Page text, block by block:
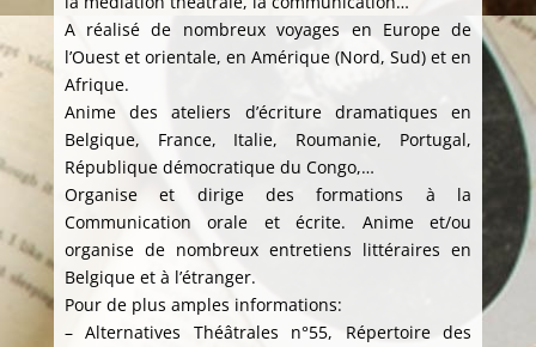
A réalisé de nombreux voyages en Europe de
l’Ouest et orientale, en Amérique (Nord, Sud) et en
Afrique.
Anime des ateliers d’écriture dramatiques en
Belgique, France, Italie, Roumanie, Portugal,
République démocratique du Congo,…
Organise et dirige des formations à la
Communication orale et écrite. Anime et/ou
organise de nombreux entretiens littéraires en
Belgique et à l’étranger.
Pour de plus amples informations:
– Alternatives Théâtrales n°55, Répertoire des